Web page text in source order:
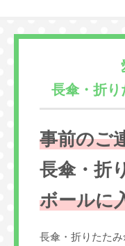
長傘・折り
事前のご
長傘・折
ボールに
長傘・折りたた